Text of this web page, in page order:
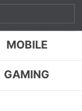
MOBILE
GAMING